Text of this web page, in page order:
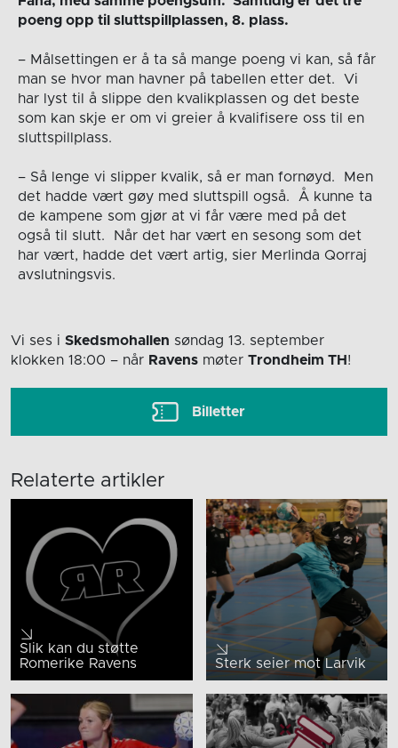
poeng opp til sluttspillplassen, 8. plass.
– Målsettingen er å ta så mange poeng vi kan, så får
man se hvor man havner på tabellen etter det. Vi
har lyst til å slippe den kvalikplassen og det beste
som kan skje er om vi greier å kvalifisere oss til en
sluttspillplass.
– Så lenge vi slipper kvalik, så er man fornøyd. Men
det hadde vært gøy med sluttspill også. Å kunne ta
de kampene som gjør at vi får være med på det
også til slutt. Når det har vært en sesong som det
har vært, hadde det vært artig, sier Merlinda Qorraj
avslutningsvis.
Vi ses i Skedsmohallen søndag 13. september
klokken 18:00 – når Ravens møter Trondheim TH !
Billetter
Relaterte artikler
Slik kan du støtte
Romerike Ravens
Sterk seier mot Larvik